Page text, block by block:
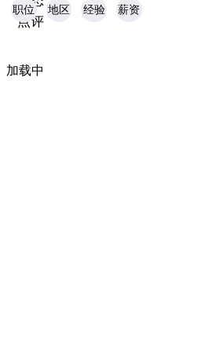
点评
职位 地区 经验 薪资
加载中